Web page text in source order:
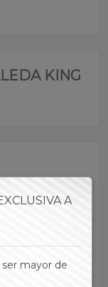
KING
100%
y
en nuestra
A
mayor de